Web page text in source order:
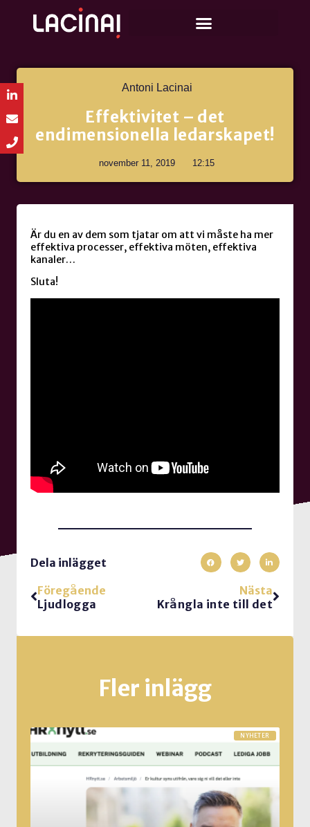
Antoni Lacinai
Effektivitet – det
endimensionella ledarskapet!
november 11, 2019 12:15
Är du en av dem som tjatar om att vi måste ha mer
effektiva processer, effektiva möten, effektiva
kanaler…
Sluta!
Dela inlägget
Föregående
Ljudlogga
Nästa
Krångla inte till det
Fler inlägg
NYHETER